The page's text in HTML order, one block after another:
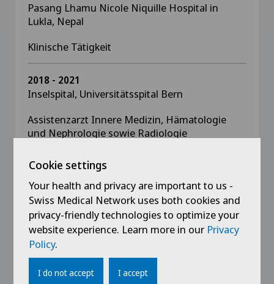
Pasang Lhamu Nicole Niquille Hospital in
Lukla, Nepal
Klinische Tätigkeit
2018 - 2021
Inselspital, Universitätsspital Bern
Assistenzarzt Innere Medizin, Hämatologie
und Nephrologie sowie Radiologie
2018
Kinderklinik Wildermeth Biel-Bienne
Assistenzarzt Pädiatrie und Kinderchirurgie
sowie Kindernotfall
2015 - 2017
Kantonsspital Olten
Cookie settings
Your health and privacy are important to us -
Swiss Medical Network uses both cookies and
privacy-friendly technologies to optimize your
website experience. Learn more in our Privacy
Policy.
I do not accept I accept